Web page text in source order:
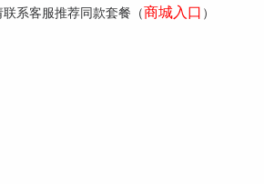
系客服推荐同款套餐（商城入口 ）